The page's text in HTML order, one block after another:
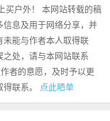
买户外！ 本网站转载的稿
息及用于网络分享，并
未能与作者本人取得联
处，请与本网站联系
作者的意愿，及时予以更
联系。 点此晒单